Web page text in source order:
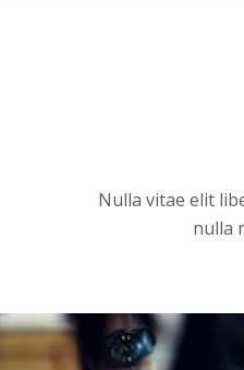
Nulla vitae elit
nulla